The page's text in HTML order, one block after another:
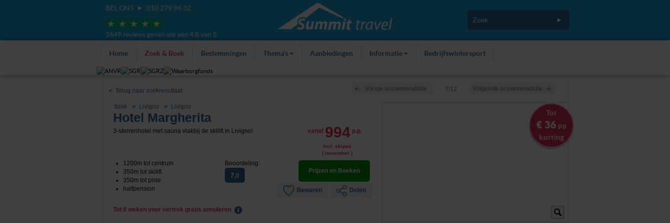
BEL ONS 010 279 96 32
3649 reviews geven ons een 4,8 van 5
Home Zoek & Boek Bestemmingen Thema's Aanbiedingen Informatie Bedrijfswintersport
<Terug naar zoekresultaat 7/12
Italië Livigno Livigno
Hotel Margherita
3-sterrenhotel met sauna vlakbij de skilift in Livigno! vanaf 994 p.p.
incl. skipas
( november )
1200m tot centrum
350m tot skilift
350m tot piste
halfpension
Prijzen en Boeken
Bewaren Delen
Beoordeling:
7,0
Tot 6 weken voor vertrek gratis annuleren
Tot
€ 36 pp
korting